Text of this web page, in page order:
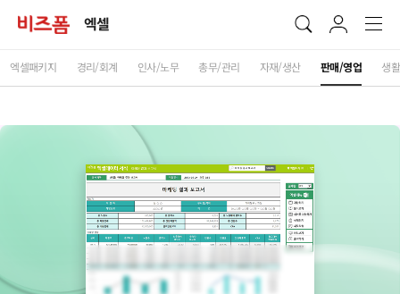
엑셀
엑셀패키지 경리/회계 인사/노무 총무/관리 자재/생산 판매/영업 생